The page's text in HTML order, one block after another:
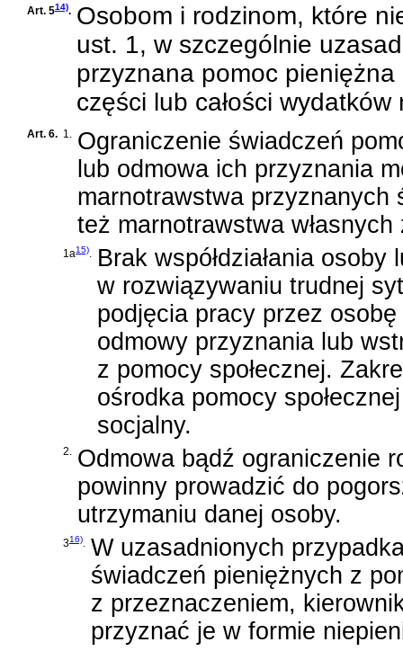
Art. 514). Osobom i rodzinom, które
ust. 1, w szczególnie
przyznana pomoc
części lub całości
Art. 6. 1. Ograniczenie świadczeń
lub odmowa ich przyznania
marnotrawstwa przyznanych
też marnotrawstwa
1a15). Brak współdziałania
w rozwiązywaniu trudnej
podjęcia pracy przez
odmowy przyznania lub
z pomocy społecznej.
ośrodka pomocy
socjalny.
2. Odmowa bądź ograniczenie
powinny prowadzić do
utrzymaniu danej osoby.
316). W uzasadnionych
świadczeń pieniężnych z
z przeznaczeniem,
przyznać je w formie